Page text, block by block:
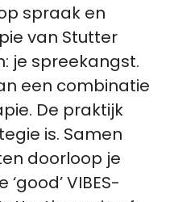
spraak en
van Stutter
je spreekangst.
een combinatie
De praktijk
is. Samen
doorloop je
VIBES-